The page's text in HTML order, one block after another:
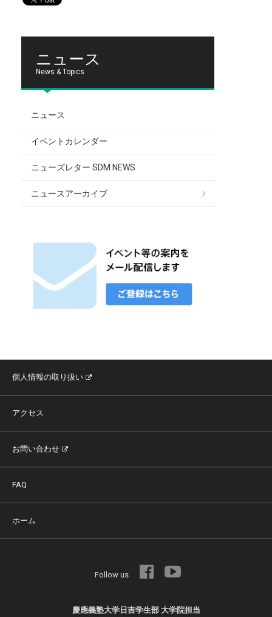
ニュース
News & Topics
ニュース
イベントカレンダー
ニューズレター SDM NEWS
ニュースアーカイブ
個人情報の取り扱い
アクセス
お問い合わせ
FAQ
ホーム
Follow us
慶應義塾大学日吉学生部 大学院担当